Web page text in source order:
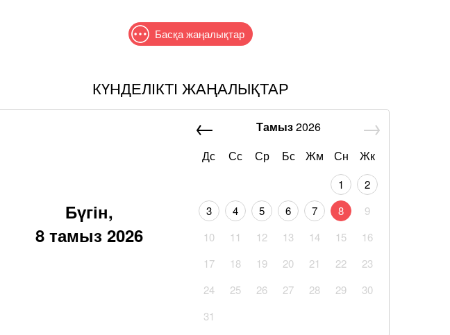
Басқа жаңалықтар
КҮНДЕЛІКТІ ЖАҢАЛЫҚТАР
Бүгін,
8 тамыз 2026
Тамыз2026
Дс
Сс Ср Бс Жм Сн Жк
1
2
3
4 5 6 7 8
9
10
11 12 13 14 15
16
17
18 19 20 21 22
23
24
25 26 27 28 29
30
31